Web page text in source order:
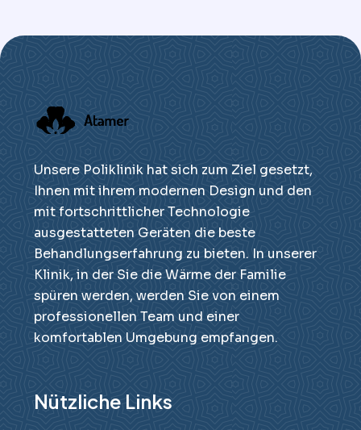
Unsere Poliklinik hat sich zum Ziel gesetzt,
Ihnen mit ihrem modernen Design und den
mit fortschrittlicher Technologie
ausgestatteten Geräten die beste
Behandlungserfahrung zu bieten. In unserer
Klinik, in der Sie die Wärme der Familie
spüren werden, werden Sie von einem
professionellen Team und einer
komfortablen Umgebung empfangen.
Nützliche Links